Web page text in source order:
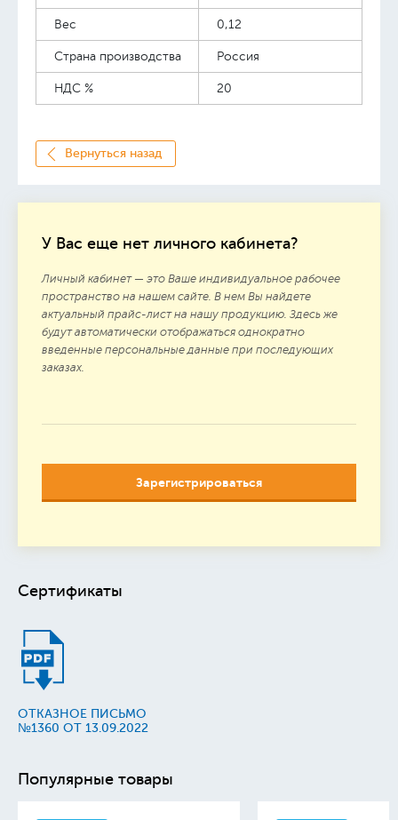
У Вас еще нет личного кабинета?
Личный кабинет — это Ваше индивидуальное рабочее
пространство на нашем сайте. В нем Вы найдете
актуальный прайс-лист на нашу продукцию. Здесь же
будут автоматически отображаться однократно
введенные персональные данные при последующих
заказах.
Зарегистрироваться
Вес 0,12
Страна производства Россия
НДС % 20
Вернуться назад
Сертификаты
ОТКАЗНОЕ ПИСЬМО
№1360 ОТ 13.09.2022
Популярные товары